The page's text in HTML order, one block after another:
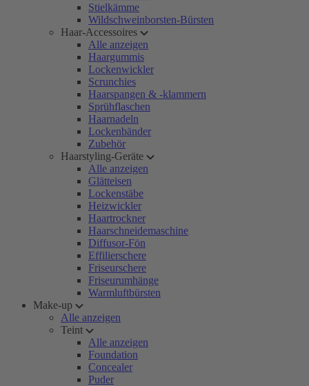
Stielkämme
Wildschweinborsten-Bürsten
Haar-Accessoires
Alle anzeigen
Haargummis
Lockenwickler
Scrunchies
Haarspangen & -klammern
Sprühflaschen
Haarnadeln
Lockenbänder
Zubehör
Haarstyling-Geräte
Alle anzeigen
Glätteisen
Lockenstäbe
Heizwickler
Haartrockner
Haarschneidemaschine
Diffusor-Fön
Effilierschere
Friseurschere
Friseurumhänge
Warmluftbürsten
Make-up
Alle anzeigen
Teint
Alle anzeigen
Foundation
Concealer
Puder